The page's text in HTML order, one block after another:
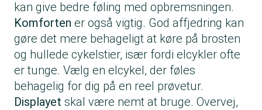
kan give bedre føling med opbremsningen.
Komforten er også vigtig. God affjedring kan
gøre det mere behageligt at køre på brosten
og hullede cykelstier, især fordi elcykler ofte
er tunge. Vælg en elcykel, der føles
behagelig for dig på en reel prøvetur.
Displayet skal være nemt at bruge. Overvej,